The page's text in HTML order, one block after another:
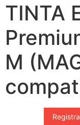
TINTA
M